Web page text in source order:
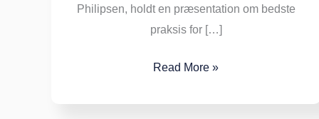
Philipsen, holdt en præsentation om bedste
praksis for […]
Read More »